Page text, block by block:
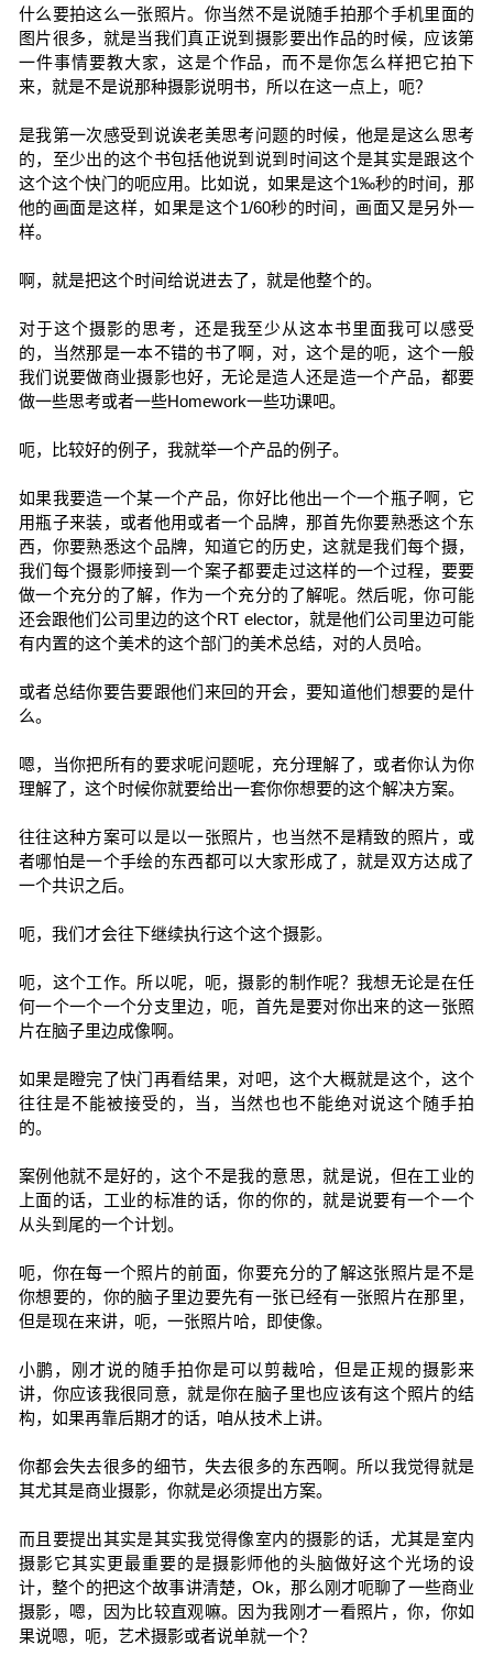
什么要拍这么一张照片。你当然不是说随手拍那个手机里面的
图片很多，就是当我们真正说到摄影要出作品的时候，应该第
一件事情要教大家，这是个作品，而不是你怎么样把它拍下
来，就是不是说那种摄影说明书，所以在这一点上，呃？
是我第一次感受到说诶老美思考问题的时候，他是是这么思考
的，至少出的这个书包括他说到说到时间这个是其实是跟这个
这个这个快门的呃应用。比如说，如果是这个1‰秒的时间，那
他的画面是这样，如果是这个1/60秒的时间，画面又是另外一
样。
啊，就是把这个时间给说进去了，就是他整个的。
对于这个摄影的思考，还是我至少从这本书里面我可以感受
的，当然那是一本不错的书了啊，对，这个是的呃，这个一般
我们说要做商业摄影也好，无论是造人还是造一个产品，都要
做一些思考或者一些Homework一些功课吧。
呃，比较好的例子，我就举一个产品的例子。
如果我要造一个某一个产品，你好比他出一个一个瓶子啊，它
用瓶子来装，或者他用或者一个品牌，那首先你要熟悉这个东
西，你要熟悉这个品牌，知道它的历史，这就是我们每个摄，
我们每个摄影师接到一个案子都要走过这样的一个过程，要要
做一个充分的了解，作为一个充分的了解呢。然后呢，你可能
还会跟他们公司里边的这个RT elector，就是他们公司里边可能
有内置的这个美术的这个部门的美术总结，对的人员哈。
或者总结你要告要跟他们来回的开会，要知道他们想要的是什
么。
嗯，当你把所有的要求呢问题呢，充分理解了，或者你认为你
理解了，这个时候你就要给出一套你你想要的这个解决方案。
往往这种方案可以是以一张照片，也当然不是精致的照片，或
者哪怕是一个手绘的东西都可以大家形成了，就是双方达成了
一个共识之后。
呃，我们才会往下继续执行这个这个摄影。
呃，这个工作。所以呢，呃，摄影的制作呢？我想无论是在任
何一个一个一个分支里边，呃，首先是要对你出来的这一张照
片在脑子里边成像啊。
如果是瞪完了快门再看结果，对吧，这个大概就是这个，这个
往往是不能被接受的，当，当然也也不能绝对说这个随手拍
的。
案例他就不是好的，这个不是我的意思，就是说，但在工业的
上面的话，工业的标准的话，你的你的，就是说要有一个一个
从头到尾的一个计划。
呃，你在每一个照片的前面，你要充分的了解这张照片是不是
你想要的，你的脑子里边要先有一张已经有一张照片在那里，
但是现在来讲，呃，一张照片哈，即使像。
小鹏，刚才说的随手拍你是可以剪裁哈，但是正规的摄影来
讲，你应该我很同意，就是你在脑子里也应该有这个照片的结
构，如果再靠后期才的话，咱从技术上讲。
你都会失去很多的细节，失去很多的东西啊。所以我觉得就是
其尤其是商业摄影，你就是必须提出方案。
而且要提出其实是其实我觉得像室内的摄影的话，尤其是室内
摄影它其实更最重要的是摄影师他的头脑做好这个光场的设
计，整个的把这个故事讲清楚，Ok，那么刚才呃聊了一些商业
摄影，嗯，因为比较直观嘛。因为我刚才一看照片，你，你如
果说嗯，呃，艺术摄影或者说单就一个？